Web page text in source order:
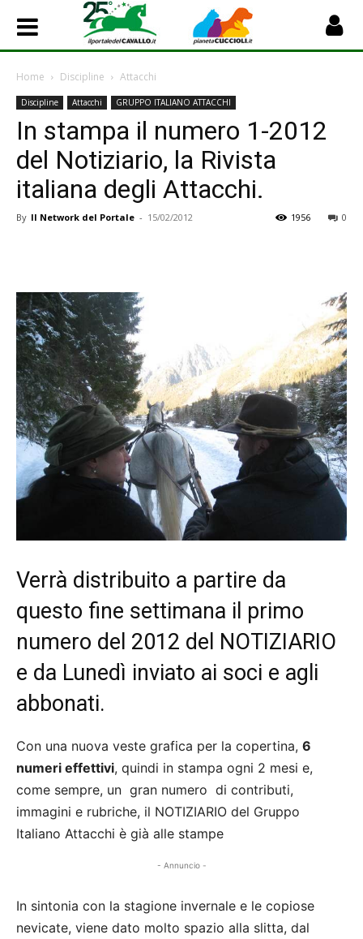
Home Discipline Attacchi
Discipline Attacchi GRUPPO ITALIANO ATTACCHI
In stampa il numero 1-2012
del Notiziario, la Rivista
italiana degli Attacchi.
By Il Network del Portale - 15/02/2012 0
1956
Verrà distribuito a partire da
questo fine settimana il primo
numero del 2012 del NOTIZIARIO
e da Lunedì inviato ai soci e agli
abbonati.
Con una nuova veste grafica per la copertina, 6
numeri effettivi, quindi in stampa ogni 2 mesi e,
come sempre, un gran numero di contributi,
immagini e rubriche, il NOTIZIARIO del Gruppo
Italiano Attacchi è già alle stampe
- Annuncio -
In sintonia con la stagione invernale e le copiose
nevicate, viene dato molto spazio alla slitta, dal